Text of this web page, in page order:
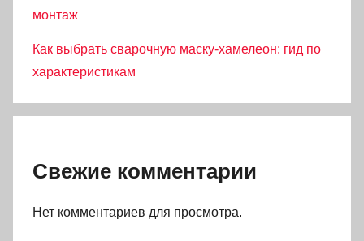
монтаж
Как выбрать сварочную маску-хамелеон: гид по
характеристикам
Свежие комментарии
Нет комментариев для просмотра.